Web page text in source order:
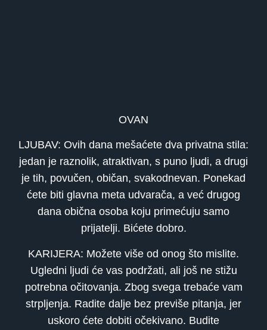
OVAN
LJUBAV: Ovih dana mešaćete dva privatna stila:
jedan je raznolik, atraktivan, s puno ljudi, a drugi
je tih, povučen, običan, svakodnevan. Ponekad
ćete biti glavna meta udvarača, a već drugog
dana obična osoba koju primećuju samo
prijatelji. Bićete dobro.
KARIJERA: Možete više od onog što mislite.
Ugledni ljudi će vas podržati, ali još ne stižu
potrebna očitovanja. Zbog svega trebaće vam
strpljenja. Radite dalje bez previše pitanja, jer
uskoro ćete dobiti očekivano. Budite